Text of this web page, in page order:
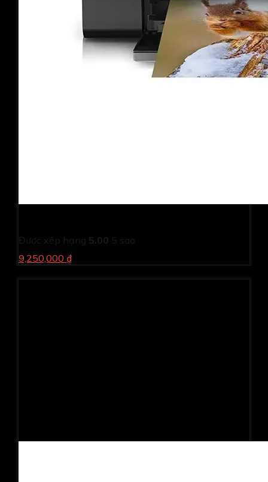
Được xếp hạng 5.00 5 sao
9,250,000 ₫